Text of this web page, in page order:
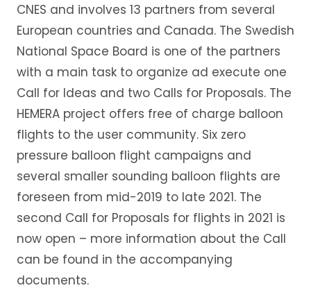
CNES and involves 13 partners from several
European countries and Canada. The Swedish
National Space Board is one of the partners
with a main task to organize ad execute one
Call for Ideas and two Calls for Proposals. The
HEMERA project offers free of charge balloon
flights to the user community. Six zero
pressure balloon flight campaigns and
several smaller sounding balloon flights are
foreseen from mid-2019 to late 2021. The
second Call for Proposals for flights in 2021 is
now open – more information about the Call
can be found in the accompanying
documents.